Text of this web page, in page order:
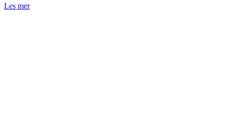
Les mer